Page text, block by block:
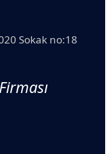
Sokak no:18